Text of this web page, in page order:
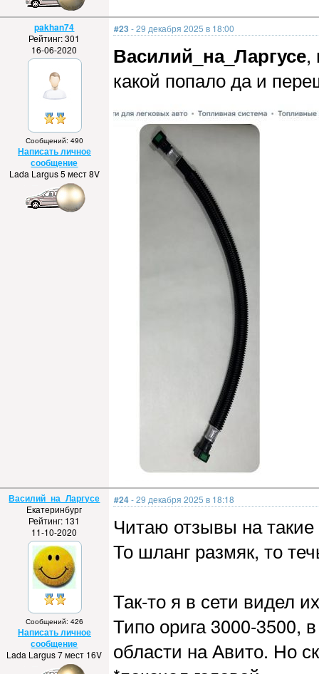
pakhan74
Рейтинг: 301
16-06-2020
Сообщений: 490
Написать личное
сообщение
Lada Largus 5 мест 8V
#23 - 29 декабря 2025 в 18:00
Василий_на_Ларгусе,
какой попало да и
Василий_на_Ларгусе
Екатеринбург
Рейтинг: 131
11-10-2020
Сообщений: 426
Написать личное
сообщение
Lada Largus 7 мест 16V
#24- 29 декабря 2025 в 18:18
Читаю отзывы на такие
То шланг размяк, то
Так-то я в сети видел
Типо орига 3000-3500,
области на Авито. Но